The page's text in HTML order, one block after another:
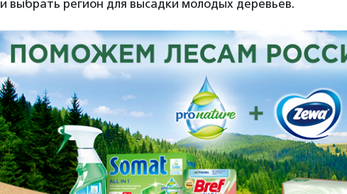
и выбрать регион для высадки молодых деревьев.